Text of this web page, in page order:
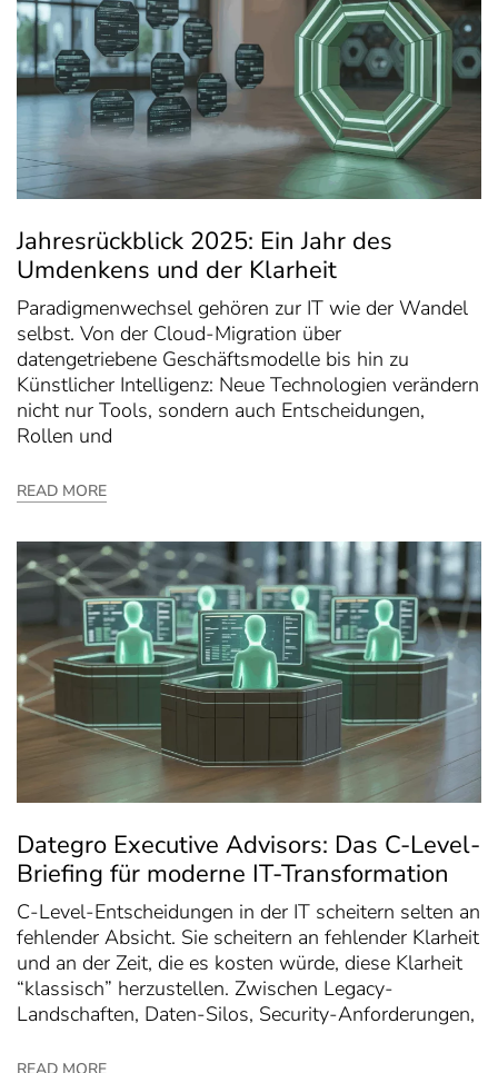
Jahresrückblick 2025: Ein Jahr des
Umdenkens und der Klarheit
Paradigmenwechsel gehören zur IT wie der Wandel
selbst. Von der Cloud-Migration über
datengetriebene Geschäftsmodelle bis hin zu
Künstlicher Intelligenz: Neue Technologien verändern
nicht nur Tools, sondern auch Entscheidungen,
Rollen und
READ MORE
Dategro Executive Advisors: Das C-Level-
Briefing für moderne IT-Transformation
C-Level-Entscheidungen in der IT scheitern selten an
fehlender Absicht. Sie scheitern an fehlender Klarheit
und an der Zeit, die es kosten würde, diese Klarheit
“klassisch” herzustellen. Zwischen Legacy-
Landschaften, Daten-Silos, Security-Anforderungen,
READ MORE